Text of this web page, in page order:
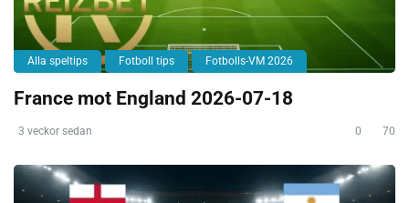
Alla speltips Fotboll tips Fotbolls-VM 2026
France mot England 2026-07-18
3 veckor sedan 0 70